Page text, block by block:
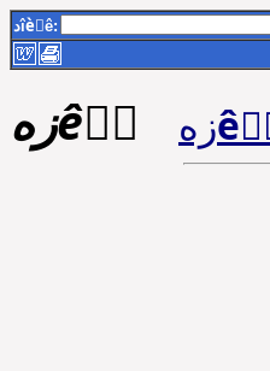
دîèٌê:
زهêٌٍ